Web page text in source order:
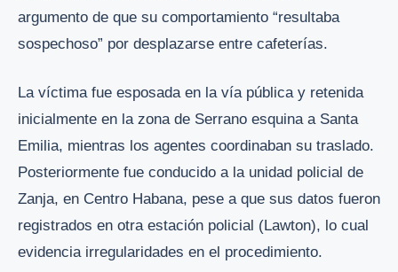
argumento de que su comportamiento “resultaba
sospechoso” por desplazarse entre cafeterías.
La víctima fue esposada en la vía pública y retenida
inicialmente en la zona de Serrano esquina a Santa
Emilia, mientras los agentes coordinaban su traslado.
Posteriormente fue conducido a la unidad policial de
Zanja, en Centro Habana, pese a que sus datos fueron
registrados en otra estación policial (Lawton), lo cual
evidencia irregularidades en el procedimiento.